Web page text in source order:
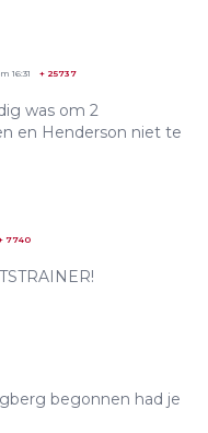
16:31 + 25737
was om 2
en Henderson niet te
7740
begonnen had je